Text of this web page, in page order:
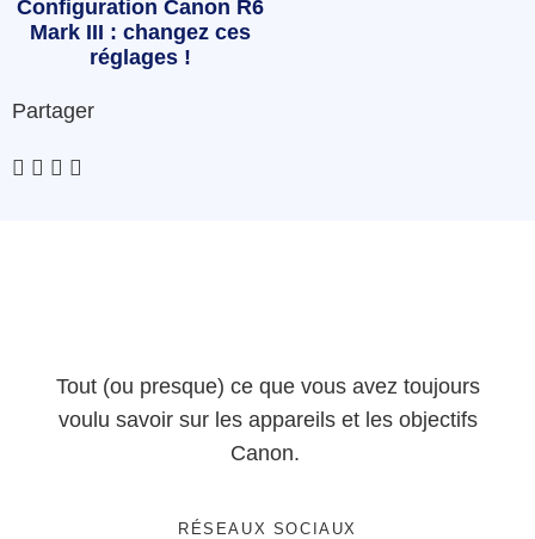
Configuration Canon R6
Mark III : changez ces
réglages !
Partager
Tout (ou presque) ce que vous avez toujours
voulu savoir sur les appareils et les objectifs
Canon.
RÉSEAUX SOCIAUX